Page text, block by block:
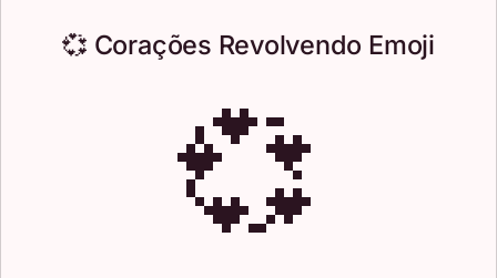
💞 Corações Revolvendo Emoji
💞